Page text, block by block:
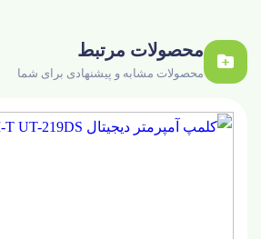
محصولات مرتبط
محصولات مشابه و پیشنهادی برای شما